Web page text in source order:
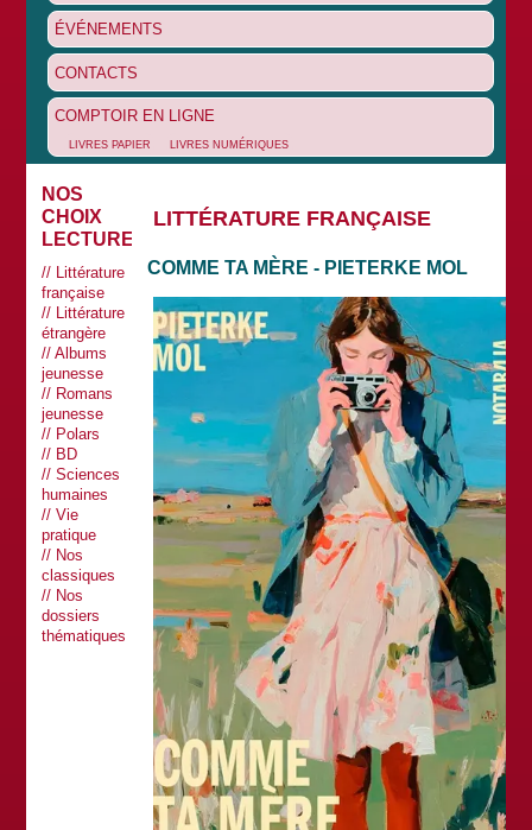
ÉVÉNEMENTS
CONTACTS
COMPTOIR EN LIGNE
LIVRES PAPIER LIVRES NUMÉRIQUES
NOS
CHOIX
LECTURES
Littérature
française
Littérature
étrangère
Albums
jeunesse
Romans
jeunesse
Polars
BD
Sciences
humaines
Vie
pratique
Nos
classiques
Nos
dossiers
thématiques
LITTÉRATURE FRANÇAISE
COMME TA MÈRE - PIETERKE MOL